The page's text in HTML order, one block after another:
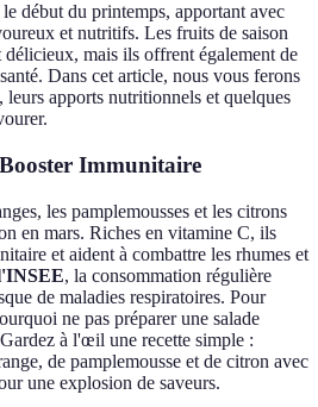
début du printemps, apportant avec
et nutritifs. Les fruits de saison
délicieux, mais ils offrent également de
Dans cet article, nous vous ferons
leurs apports nutritionnels et quelques
Immunitaire
les pamplemousses et les citrons
en mars. Riches en vitamine C, ils
et aident à combattre les rhumes et
, la consommation régulière
de maladies respiratoires. Pour
ne pas préparer une salade
à l'œil une recette simple :
de pamplemousse et de citron avec
une explosion de saveurs.